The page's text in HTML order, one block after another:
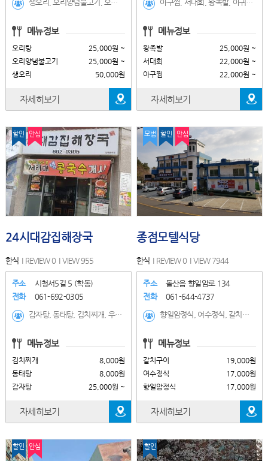
생오리, 오리양념불고기, 오리탕, 야채불고기, 생삼겹살, 생목살, 생등심
메뉴정보
오리탕
25,000원 ~
오리양념불고기
25,000원 ~
생오리
50,000원
자세히보기
아구찜, 서대회, 왕족발, 아귀탕, 아구수육, 대창찜, 해물찜
메뉴정보
왕족발
25,000원 ~
서대회
22,000원 ~
아구찜
22,000원 ~
자세히보기
할인 안심
24시대감집해장국
한식 REVIEW 0 VIEW 955
주소
시청서5길 5 (학동)
전화
061-692-0305
감자탕, 동태탕, 김치찌개, 우거지뼈다귀, 맑은황태탕, 오겹살+낙지볶음, 오겹살+제육볶음, 낙지볶음, 닭도리탕, 서대회
메뉴정보
김치찌개
8,000원
동태탕
8,000원
감자탕
25,000원 ~
자세히보기
모범 할인 안심
종점모텔식당
한식 REVIEW 0 VIEW 7944
주소
돌산읍 향일암로 134
전화
061-644-4737
향일암정식, 여수정식, 갈치구이, 고등어구이, 갈치조림, 전복죽, 장어탕, 게장정식, 해물된장찌개
메뉴정보
갈치구이
19,000원
여수정식
17,000원
향일암정식
17,000원
자세히보기
할인 안심 할인